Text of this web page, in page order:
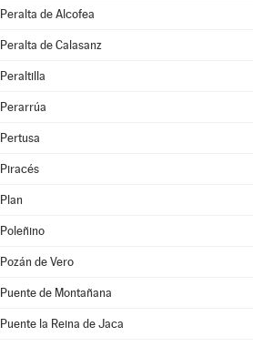
Peralta de Alcofea
Peralta de Calasanz
Peraltilla
Perarrúa
Pertusa
Piracés
Plan
Poleñino
Pozán de Vero
Puente de Montañana
Puente la Reina de Jaca